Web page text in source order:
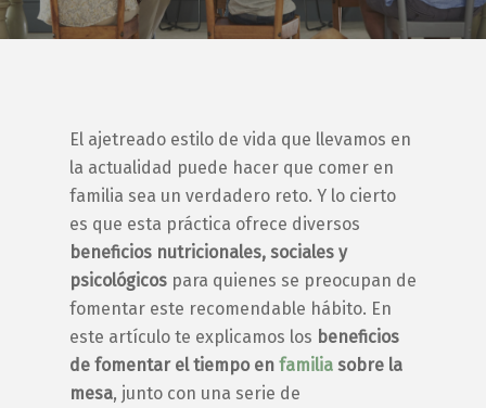
El ajetreado estilo de vida que llevamos en
la actualidad puede hacer que comer en
familia sea un verdadero reto. Y lo cierto
es que esta práctica ofrece diversos
beneficios nutricionales, sociales y
psicológicos para quienes se preocupan de
fomentar este recomendable hábito. En
este artículo te explicamos los beneficios
de fomentar el tiempo en familia sobre la
mesa, junto con una serie de